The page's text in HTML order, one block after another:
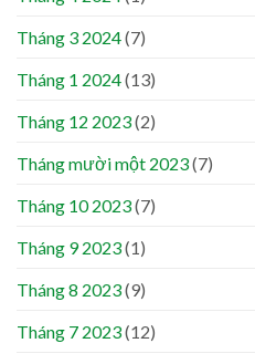
Tháng 3 2024(7)
Tháng 1 2024(13)
Tháng 12 2023(2)
Tháng mười một 2023(7)
Tháng 10 2023(7)
Tháng 9 2023(1)
Tháng 8 2023(9)
Tháng 7 2023(12)